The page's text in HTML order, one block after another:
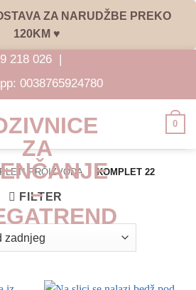
ZA NARUDŽBE PREKO
120KM ♥
218 026 |
0038765924780
0
PROIZVODA KOMPLET 22
FILTER